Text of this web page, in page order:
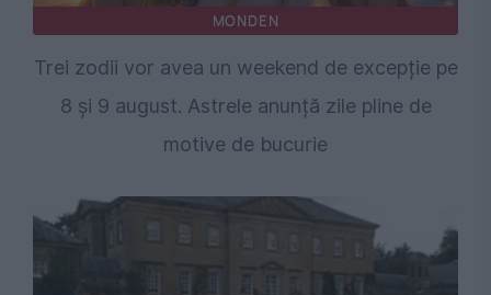
MONDEN
Trei zodii vor avea un weekend de excepție pe
8 și 9 august. Astrele anunță zile pline de
motive de bucurie